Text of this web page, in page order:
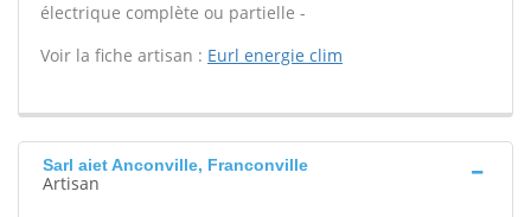
électrique complète ou partielle -
Voir la fiche artisan : Eurl energie clim
Sarl aiet Anconville, Franconville
Artisan